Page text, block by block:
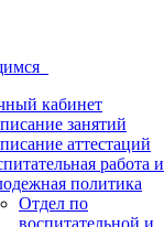
кабинет
занятий
аттестаций
работа и
политика
Отдел по
воспитательной и